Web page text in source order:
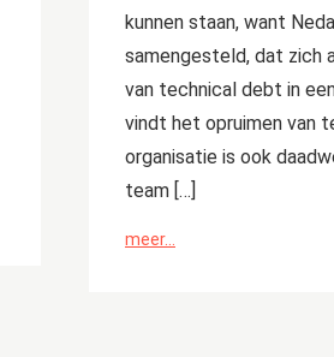
kunnen staan, want
samengesteld, dat zich
van technical debt in
vindt het opruimen van
organisatie is ook
team […]
meer...